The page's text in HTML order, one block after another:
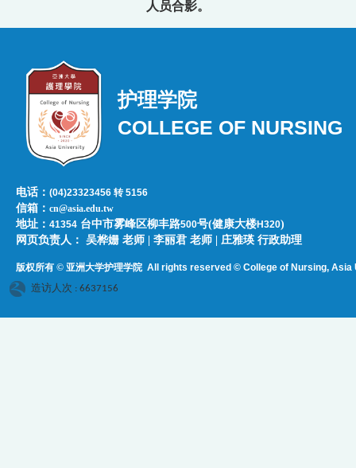
人员合影。
护理学院
COLLEGE OF NURSING
电话：(04)23323456 转 5156
信箱：cn@asia.edu.tw
地址：41354 台中市雾峰区柳丰路500号(健康大楼H320)
网页负责人：​​​ ​吴桦姗 老师 | 李丽君 老师 | 庄雅瑛 行政助理
版权所有 © 亚洲大学护理学院All rights reserved © College of Nursing, Asia
造访人次 : 6637156